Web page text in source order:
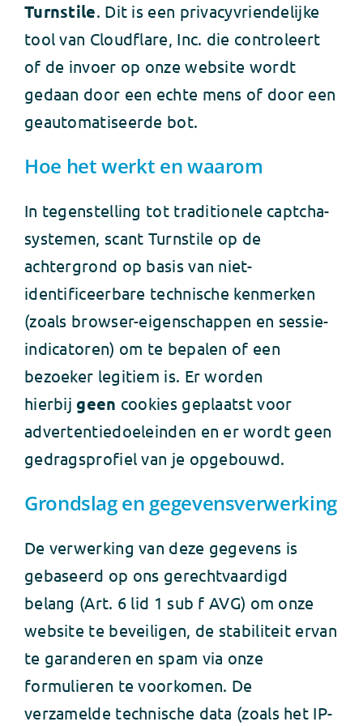
Turnstile. Dit is een privacyvriendelijke
tool van Cloudflare, Inc. die controleert
of de invoer op onze website wordt
gedaan door een echte mens of door een
geautomatiseerde bot.
Hoe het werkt en waarom
In tegenstelling tot traditionele captcha-
systemen, scant Turnstile op de
achtergrond op basis van niet-
identificeerbare technische kenmerken
(zoals browser-eigenschappen en sessie-
indicatoren) om te bepalen of een
bezoeker legitiem is. Er worden
hierbij geen cookies geplaatst voor
advertentiedoeleinden en er wordt geen
gedragsprofiel van je opgebouwd.
Grondslag en gegevensverwerking
De verwerking van deze gegevens is
gebaseerd op ons gerechtvaardigd
belang (Art. 6 lid 1 sub f AVG) om onze
website te beveiligen, de stabiliteit ervan
te garanderen en spam via onze
formulieren te voorkomen. De
verzamelde technische data (zoals het IP-